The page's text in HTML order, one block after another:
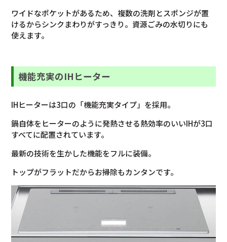
ワイドなポケットがあるため、複数の洗剤とスポンジが置
けるからシンクまわりがすっきり。資源ごみの水切りにも
使えます。
機能充実のIHヒーター
IHヒーターは3口の「機能充実タイプ」を採用。
鍋自体をヒーターのように発熱させる熱効率のいいIHが3口
すべてに配置されています。
最新の技術を生かした機能をフルに装備。
トップがフラットだからお掃除もカンタンです。